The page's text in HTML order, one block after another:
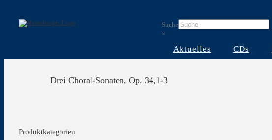
content
Suche
×
Aktuelles CDs
Drei Choral-Sonaten, Op. 34,1-3
Produktkategorien